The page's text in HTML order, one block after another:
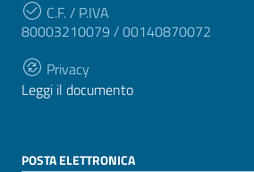
C.F. / P.IVA
80003210079 / 00140870072
Privacy
Leggi il documento
POSTA ELETTRONICA